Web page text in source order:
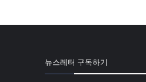
뉴스레터 구독하기